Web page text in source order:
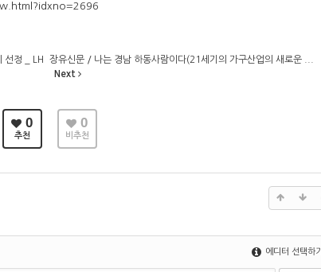
선정 _ LH
장유신문 / 나는 경남 하동사람이다(21세기의 가구산업의 새로운 ...
Next
0
추천
0
비추천
에디터 선택하기